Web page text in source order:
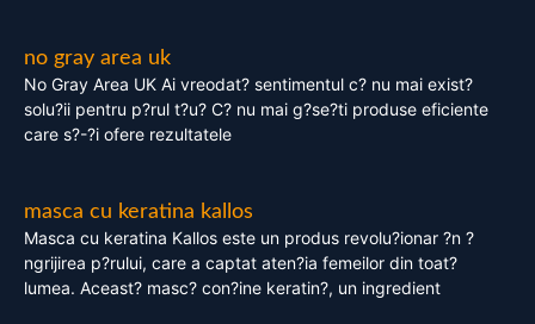
no gray area uk
No Gray Area UK Ai vreodat? sentimentul c? nu mai exist?
solu?ii pentru p?rul t?u? C? nu mai g?se?ti produse eficiente
care s?-?i ofere rezultatele
masca cu keratina kallos
Masca cu keratina Kallos este un produs revolu?ionar ?n ?
ngrijirea p?rului, care a captat aten?ia femeilor din toat?
lumea. Aceast? masc? con?ine keratin?, un ingredient